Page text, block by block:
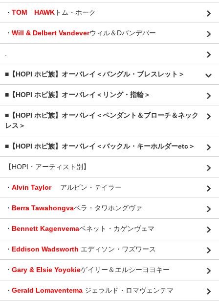
・ TOM HAWK トム・ホーク
・ Will & Delbert Vandeverウィル＆Dバンデバー
.
■【HOPI ホピ族】オーバレイ＜バングル・ブレスレット＞
■【HOPI ホピ族】オーバレイ＜リング・指輪＞
■【HOPI ホピ族】オーバレイ＜ペンダント＆ブローチ＆ネック
レス＞
■【HOPI ホピ族】オーバレイ＜バックル・キーホルダーetc＞
【HOPI・アーティスト別】
・ Alvin Taylor アルビン・テイラー
・ Berra Tawahongvaベラ・タワホングヴァ
・ Bennett Kagenvemaベネット・カゲンヴェマ
・ Eddison Wadsworth エディソン・ワズワース
・ Gary & Elsie Yoyokieゲイリー＆エルシーヨヨキー
・ Gerald Lomaventema ジェラルド・ロマヴェンテマ